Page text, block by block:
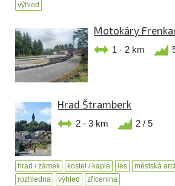
výhled
Motokáry
1 - 2 km
Hrad Štramberk
2 - 3 km 2 / 5
hrad / zámek kostel / kaple les městská
rozhledna
výhled zřícenina